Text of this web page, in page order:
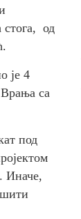
од
је 4
са
под
Иначе,